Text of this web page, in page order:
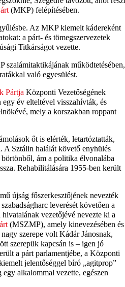
(MKP) felépítésében.
Az MKP kiemelt kádereként
a párt- és tömegszervezetek
Titkárságot vezette.
szalámitaktikájának működtetésében,
való egyesülést.
Pártja Központi Vezetőségének
év elteltével visszahívták, és
mely a korszakban roppant
őt is elérték, letartóztatták,
A Sztálin halálát követő enyhülés
ám a politika élvonalába
Rehabilitálására 1955-ben került
újság főszerkesztőjének nevezték
leverését követően a
vezetőjévé nevezte ki a
(MSZMP), amely kinevezésében és
szerepe volt Kádár Jánosnak,
szerepük kapcsán is – igen jó
a párt parlamentjébe, a Központi
jelentőséggel bíró „agitprop”
alkalommal vezette, egészen